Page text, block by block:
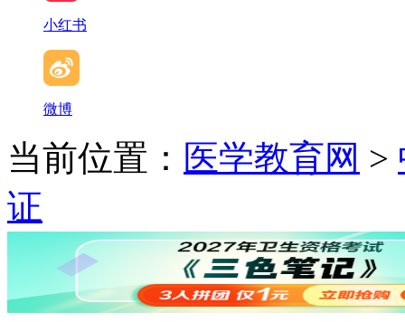
小红书
微博
当前位置： 医学教育网 >
证